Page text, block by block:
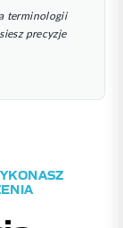
terminologii
precyzje